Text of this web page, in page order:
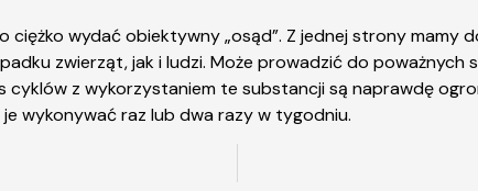
ciężko wydać obiektywny „osąd”. Z jednej strony mamy
zwierząt, jak i ludzi. Może prowadzić do
z wykorzystaniem te substancji są naprawdę
wykonywać raz lub dwa razy w tygodniu.